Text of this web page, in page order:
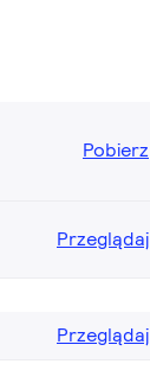
Pobierz
Przeglądaj
Przeglądaj